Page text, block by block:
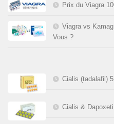
Prix du Viagra
Viagra vs
Vous ?
Cialis (tadalafil)
Cialis &